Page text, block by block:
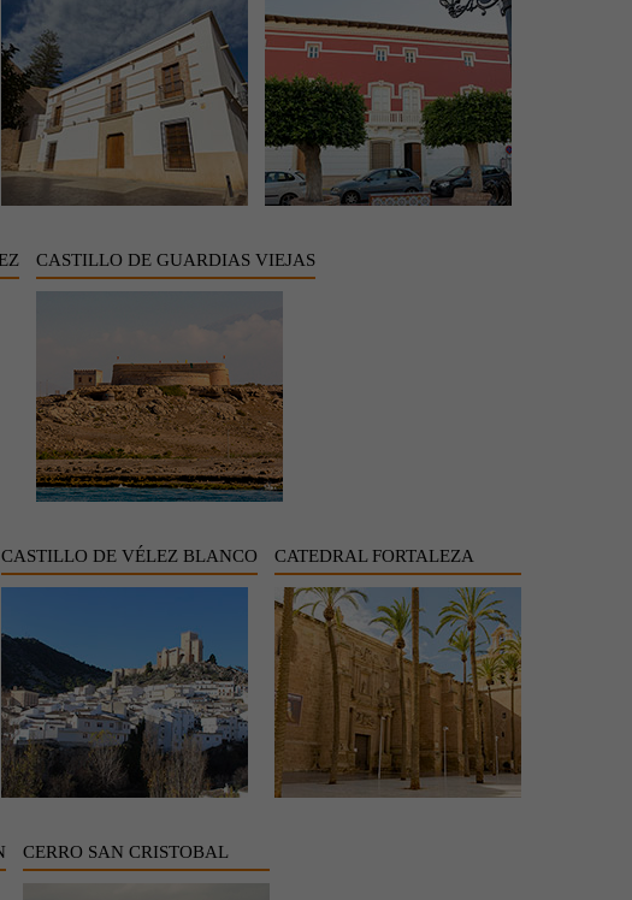
CASTILLO DE GUARDIAS VIEJAS
CASTILLO DE VÉLEZ BLANCO CATEDRAL FORTALEZA
CERRO SAN CRISTOBAL